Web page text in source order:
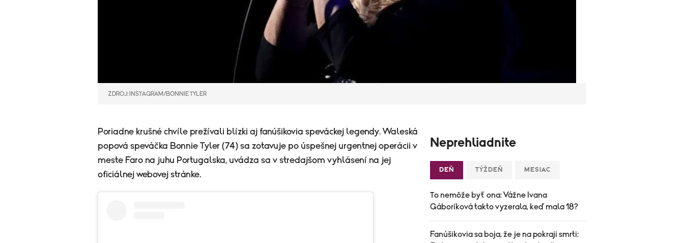
ZDROJ: INSTAGRAM/BONNIE TYLER
Poriadne krušné chvíle prežívali blízki aj fanúšikovia speváckej legendy. Waleská
popová speváčka Bonnie Tyler (74) sa zotavuje po úspešnej urgentnej operácii v
meste Faro na juhu Portugalska, uvádza sa v stredajšom vyhlásení na jej
oficiálnej webovej stránke.
Neprehliadnite
DEŇ TÝŽDEŇ MESIAC
To nemôže byť ona: Vážne Ivana
Gáboríková takto vyzerala, keď mala 18?
Fanúšikovia sa boja, že je na pokraji smrti: